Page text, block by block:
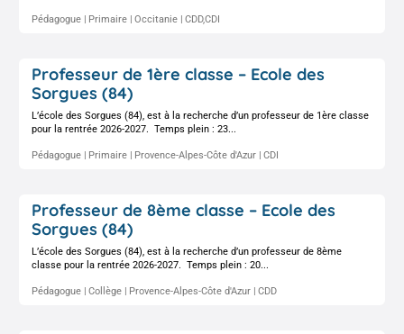
Pédagogue Primaire Occitanie CDD,CDI
Professeur de 1ère classe – Ecole des
Sorgues (84)
L’école des Sorgues (84), est à la recherche d’un professeur de 1ère classe
pour la rentrée 2026-2027. Temps plein : 23...
Pédagogue Primaire Provence-Alpes-Côte d'Azur CDI
Professeur de 8ème classe – Ecole des
Sorgues (84)
L’école des Sorgues (84), est à la recherche d’un professeur de 8ème
classe pour la rentrée 2026-2027. Temps plein : 20...
Pédagogue Collège Provence-Alpes-Côte d'Azur CDD